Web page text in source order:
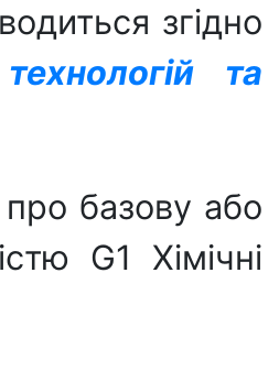
згідно
та
базову або
G1 Хімічні